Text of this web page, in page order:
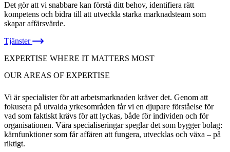
Det gör att vi snabbare kan förstå ditt behov, identifiera rätt
kompetens och bidra till att utveckla starka marknadsteam som
skapar affärsvärde.
Tjänster
EXPERTISE WHERE IT MATTERS MOST
OUR AREAS OF EXPERTISE
Vi är specialister för att arbetsmarknaden kräver det. Genom att
fokusera på utvalda yrkesområden får vi en djupare förståelse för
vad som faktiskt krävs för att lyckas, både för individen och för
organisationen. Våra specialiseringar speglar det som bygger bolag:
kärnfunktioner som får affären att fungera, utvecklas och växa – på
riktigt.